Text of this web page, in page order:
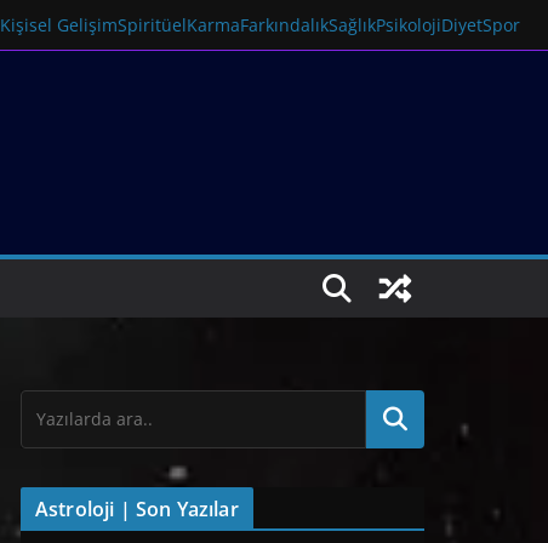
Kişisel GelişimSpiritüelKarmaFarkındalıkSağlıkPsikolojiDiyetSpor
Astroloji | Son Yazılar